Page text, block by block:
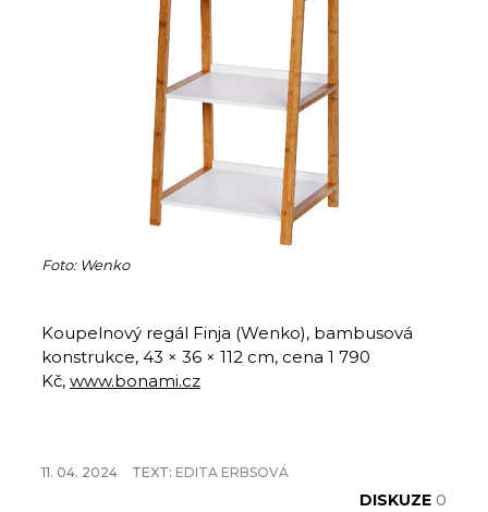
Foto: Wenko
Koupelnový regál Finja (Wenko), bambusová
konstrukce, 43 × 36 × 112 cm, cena 1 790
Kč, www.bonami.cz
11. 04. 2024 TEXT: EDITA ERBSOVÁ
DISKUZE 0